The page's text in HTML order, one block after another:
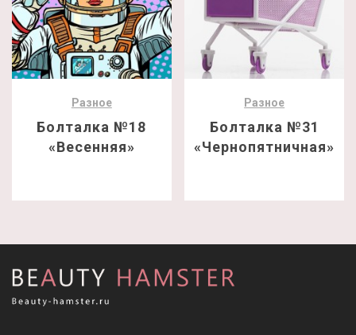
Разное
Болталка №18
«Весенняя»
Разное
Болталка №31
«Чернопятничная»